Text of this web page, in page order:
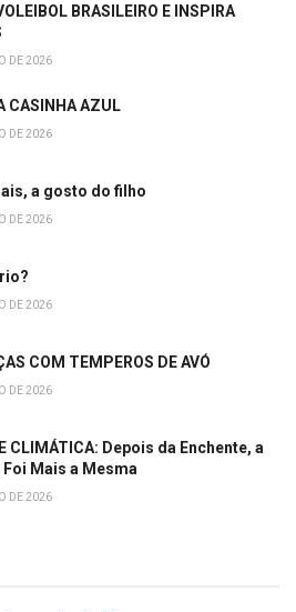
BRASILEIRO E INSPIRA
DE 2026
CASINHA AZUL
DE 2026
a gosto do filho
DE 2026
DE 2026
COM TEMPEROS DE AVÓ
DE 2026
CLIMÁTICA: Depois da Enchente, a
Foi Mais a Mesma
DE 2026